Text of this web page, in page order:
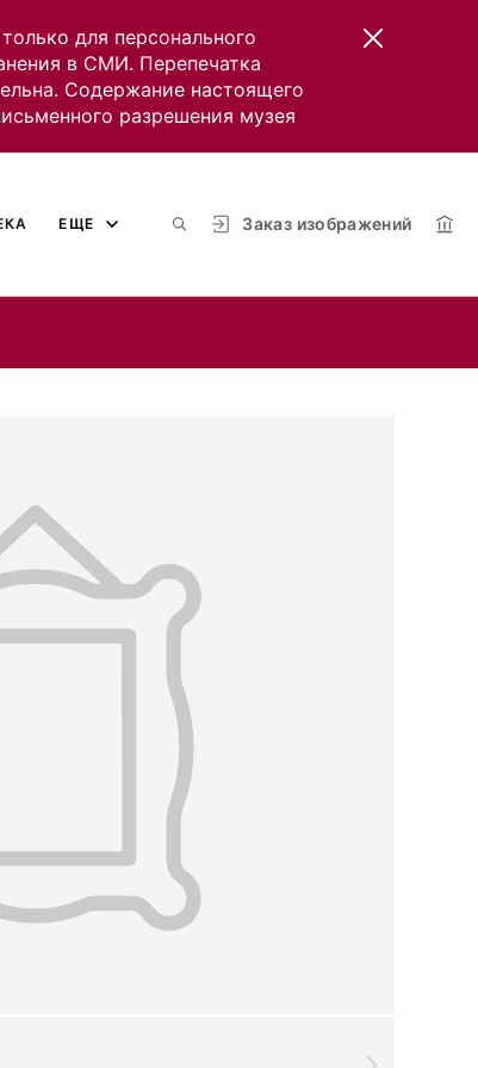
для персонального
в СМИ. Перепечатка
Содержание настоящего
разрешения музея
Заказ изображений
ЕЩЕ